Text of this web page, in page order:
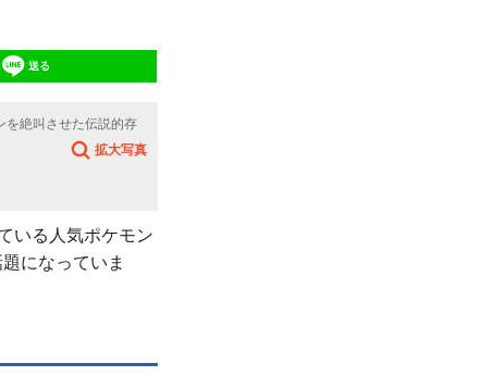
送る
を絶叫させた伝説的存
拡大写真
いる人気ポケモン
になっていま